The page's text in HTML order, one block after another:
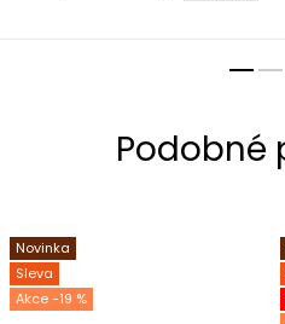
Novinka
Sleva
-19 %